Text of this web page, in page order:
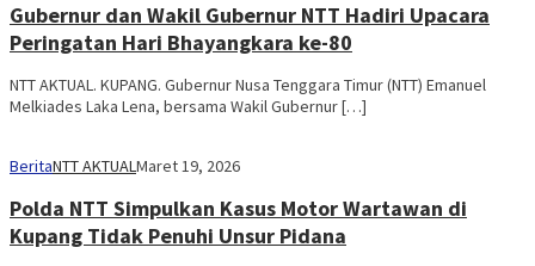
Gubernur dan Wakil Gubernur NTT Hadiri Upacara
Peringatan Hari Bhayangkara ke-80
NTT AKTUAL. KUPANG. Gubernur Nusa Tenggara Timur (NTT) Emanuel
Melkiades Laka Lena, bersama Wakil Gubernur […]
BeritaNTT AKTUALMaret 19, 2026
Polda NTT Simpulkan Kasus Motor Wartawan di
Kupang Tidak Penuhi Unsur Pidana